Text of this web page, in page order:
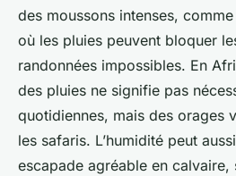
des moussons intenses,
où les pluies peuvent bloquer
randonnées impossibles. En
des pluies ne signifie pas
quotidiennes, mais des orages
les safaris. L’humidité peut
escapade agréable en calvaire,